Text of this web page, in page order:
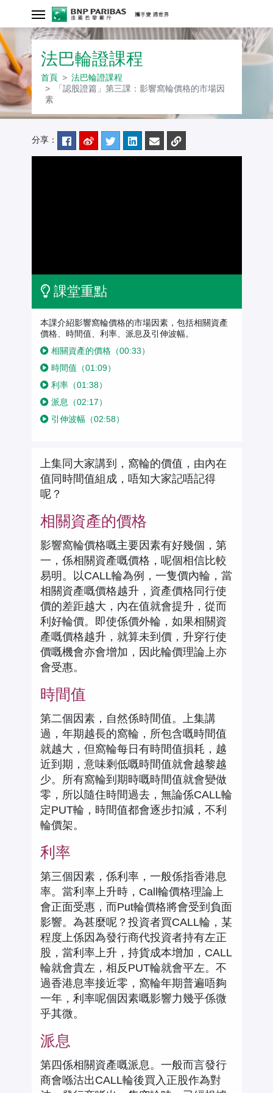
法巴輪證課程 「認股證篇」
首頁
法巴輪證課程
「認股證篇」第三課：影響窩輪價格的市場因
素
分享：
課堂重點
本課介紹影響窩輪價格的市場因素，包括相關資產
價格、時間值、利率、派息及引伸波幅。
相關資產的價格（00:33）
時間值（01:09）
利率（01:38）
派息（02:17）
引伸波幅（02:58）
上集同大家講到，窩輪的價值，由內在
值同時間值組成，唔知大家記唔記得
呢？
相關資產的價格
影響窩輪價格嘅主要因素有好幾個，第
一，係相關資產嘅價格，呢個相信比較
易明。以CALL輪為例，一隻價內輪，當
相關資產嘅價格越升，資產價格同行使
價的差距越大，內在值就會提升，從而
利好輪價。即使係價外輪，如果相關資
產嘅價格越升，就算未到價，升穿行使
價嘅機會亦會增加，因此輪價理論上亦
會受惠。
時間值
第二個因素，自然係時間值。上集講
過，年期越長的窩輪，所包含嘅時間值
就越大，但窩輪每日有時間值損耗，越
近到期，意味剩低嘅時間值就會越黎越
少。所有窩輪到期時嘅時間值就會變做
零，所以隨住時間過去，無論係CALL輪
定PUT輪，時間值都會逐步扣減，不利
輪價架。
利率
第三個因素，係利率，一般係指香港息
率。當利率上升時，Call輪價格理論上
會正面受惠，而Put輪價格將會受到負面
影響。為甚麼呢？投資者買CALL輪，某
程度上係因為發行商代投資者持有左正
股，當利率上升，持貨成本增加，CALL
輪就會貴左，相反PUT輪就會平左。不
過香港息率接近零，窩輪年期普遍唔夠
一年，利率呢個因素嘅影響力幾乎係微
乎其微。
派息
第四係相關資產嘅派息。一般而言發行
商會喺沽出CALL輪後買入正股作為對